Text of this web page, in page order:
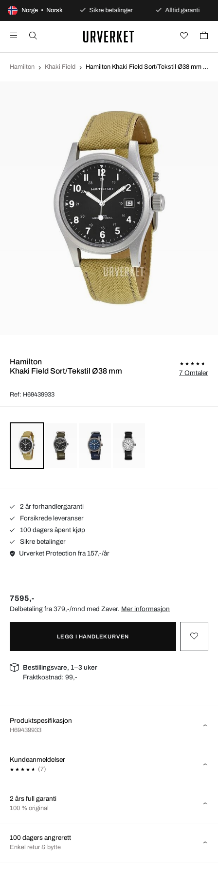
Norge • Norsk
dagers åpent kjøp Sikre betalinger Alltid garanti
Hamilton Khaki Field Hamilton Khaki Field Sort/Tekstil Ø38 mm H69439933
Hamilton
Khaki Field Sort/Tekstil Ø38 mm
Ref: H69439933
7 Omtaler
2 år forhandlergaranti
Forsikrede leveranser
100 dagers åpent kjøp
Sikre betalinger
Urverket Protection fra 157,-/år
7595,-
Delbetaling fra 379,-/mnd med Zaver. Mer informasjon
LEGG I HANDLEKURVEN
Bestillingsvare, 1–3 uker
Fraktkostnad:99,-
Produktspesifikasjon
H69439933
Kundeanmeldelser
(7)
2 års full garanti
100 % original
100 dagers angrerett
Enkel retur & bytte